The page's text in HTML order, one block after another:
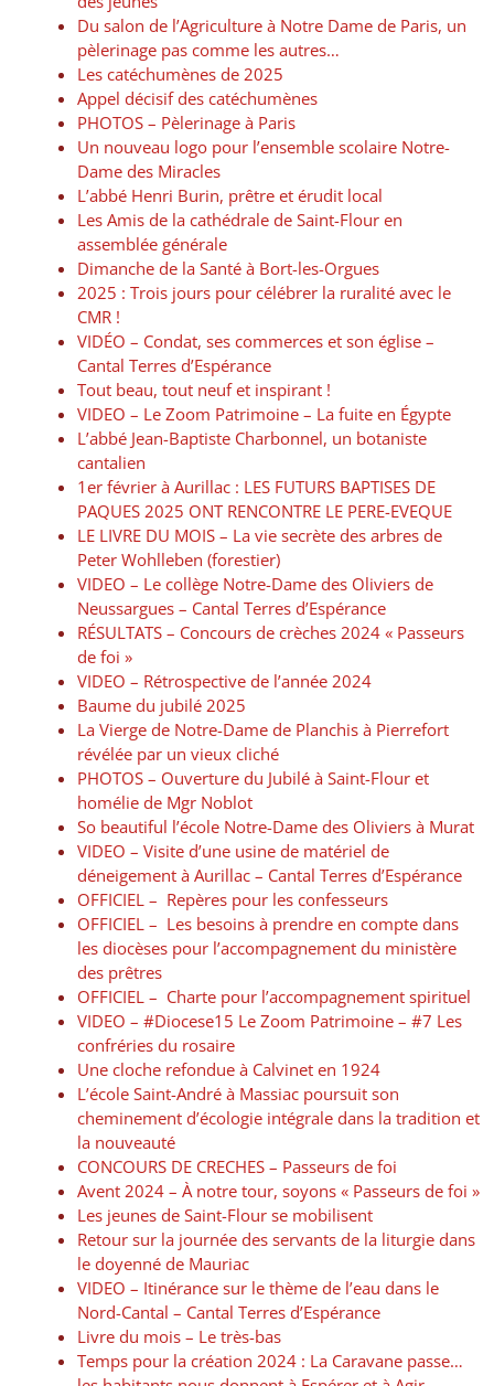
Du salon de l’Agriculture à Notre Dame de Paris, un
pèlerinage pas comme les autres…
Les catéchumènes de 2025
Appel décisif des catéchumènes
PHOTOS – Pèlerinage à Paris
Un nouveau logo pour l’ensemble scolaire Notre-
Dame des Miracles
L’abbé Henri Burin, prêtre et érudit local
Les Amis de la cathédrale de Saint-Flour en
assemblée générale
Dimanche de la Santé à Bort-les-Orgues
2025 : Trois jours pour célébrer la ruralité avec le
CMR !
VIDÉO – Condat, ses commerces et son église –
Cantal Terres d’Espérance
Tout beau, tout neuf et inspirant !
VIDEO – Le Zoom Patrimoine – La fuite en Égypte
L’abbé Jean-Baptiste Charbonnel, un botaniste
cantalien
1er février à Aurillac : LES FUTURS BAPTISES DE
PAQUES 2025 ONT RENCONTRE LE PERE-EVEQUE
LE LIVRE DU MOIS – La vie secrète des arbres de
Peter Wohlleben (forestier)
VIDEO – Le collège Notre-Dame des Oliviers de
Neussargues – Cantal Terres d’Espérance
RÉSULTATS – Concours de crèches 2024 « Passeurs
de foi »
VIDEO – Rétrospective de l’année 2024
Baume du jubilé 2025
La Vierge de Notre-Dame de Planchis à Pierrefort
révélée par un vieux cliché
PHOTOS – Ouverture du Jubilé à Saint-Flour et
homélie de Mgr Noblot
So beautiful l’école Notre-Dame des Oliviers à Murat
VIDEO – Visite d’une usine de matériel de
déneigement à Aurillac – Cantal Terres d’Espérance
OFFICIEL – Repères pour les confesseurs
OFFICIEL – Les besoins à prendre en compte dans
les diocèses pour l’accompagnement du ministère
des prêtres
OFFICIEL – Charte pour l’accompagnement spirituel
VIDEO – #Diocese15​​ Le Zoom Patrimoine – #7 Les
confréries du rosaire
Une cloche refondue à Calvinet en 1924
L’école Saint-André à Massiac poursuit son
cheminement d’écologie intégrale dans la tradition et
la nouveauté
CONCOURS DE CRECHES – Passeurs de foi
Avent 2024 – À notre tour, soyons « Passeurs de foi »
Les jeunes de Saint-Flour se mobilisent
Retour sur la journée des servants de la liturgie dans
le doyenné de Mauriac
VIDEO – Itinérance sur le thème de l’eau dans le
Nord-Cantal – Cantal Terres d’Espérance
Livre du mois – Le très-bas
Temps pour la création 2024 : La Caravane passe…